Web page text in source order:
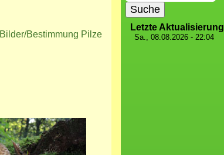
Bilder/Bestimmung Pilze
Letzte Aktualisierung
Sa., 08.08.2026 - 22:04